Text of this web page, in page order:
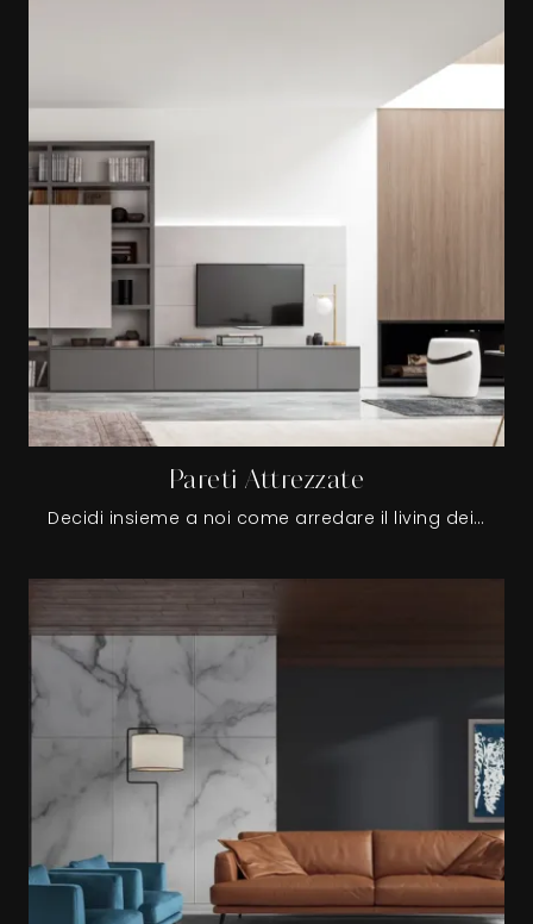
Pareti Attrezzate
Decidi insieme a noi come arredare il living dei tuoi desideri: con le nostre Pareti Attrezzate di charme, a terra o sospese se lo spazio non è generoso, ottimizzerai gli spazi disponibili arricchendone l'estetica.